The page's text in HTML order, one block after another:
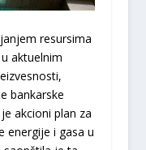
resursima
aktuelnim
bankarske
akcioni plan za
energije i gasa u